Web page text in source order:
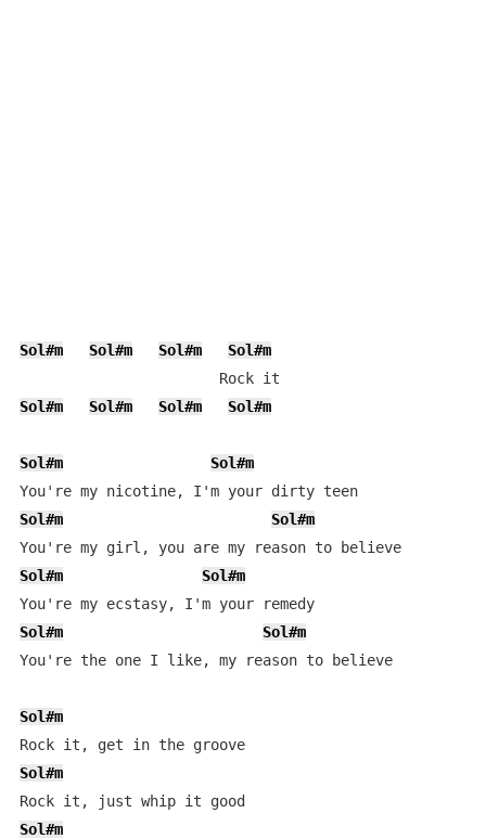
Sol#m Sol#m Sol#m
Sol#m
Sol#m
Sol#m Sol#m Sol#m
Sol#m
Sol#m
You're my nicotine, I'm your dirty teen
Sol#m
Sol#m
You're my girl, you are my reason to believe
Sol#m
Sol#m
You're my ecstasy, I'm your remedy
Sol#m
Sol#m
You're the one I like, my reason to believe
Sol#m
Rock it, get in the groove
Sol#m
Sol#m